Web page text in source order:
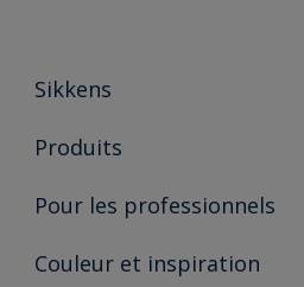
Sikkens
À propos de Sikkens
Durabilité
Produits
Produits pour l’intérieur
Trouver un point de vente
Pour les professionnels
Partenaires Sikkens 🔗
Couleur et inspiration